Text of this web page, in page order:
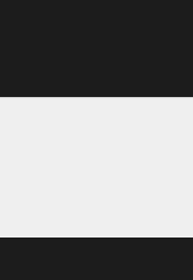
Toro Handlebar Bag